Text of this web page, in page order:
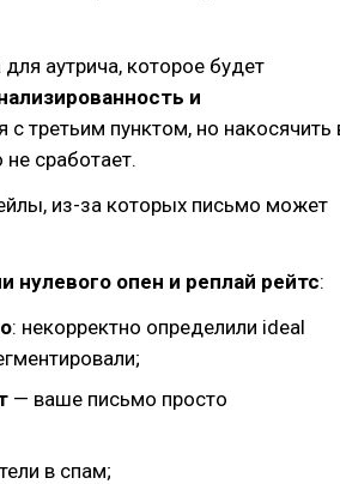
аутрича, которое будет
и
с третьим пунктом, но накосячить
сработает.
из-за которых письмо может
нулевого опен и реплай рейтс:
: некорректно определили ideal
— ваше письмо просто
в спам;